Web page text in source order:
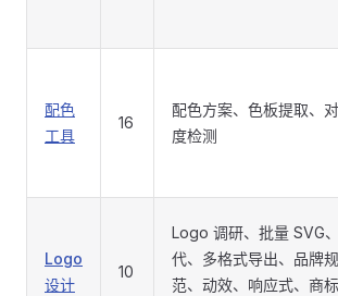
配色
工具
16
配色方案、色板提取、
度检测
Logo
设计
10
Logo 调研、批量 SVG
代、多格式导出、品牌规
范、动效、响应式、商